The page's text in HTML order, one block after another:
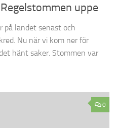
uppe
på landet senast och
Nu när vi kom ner för
hänt saker. Stommen var
0